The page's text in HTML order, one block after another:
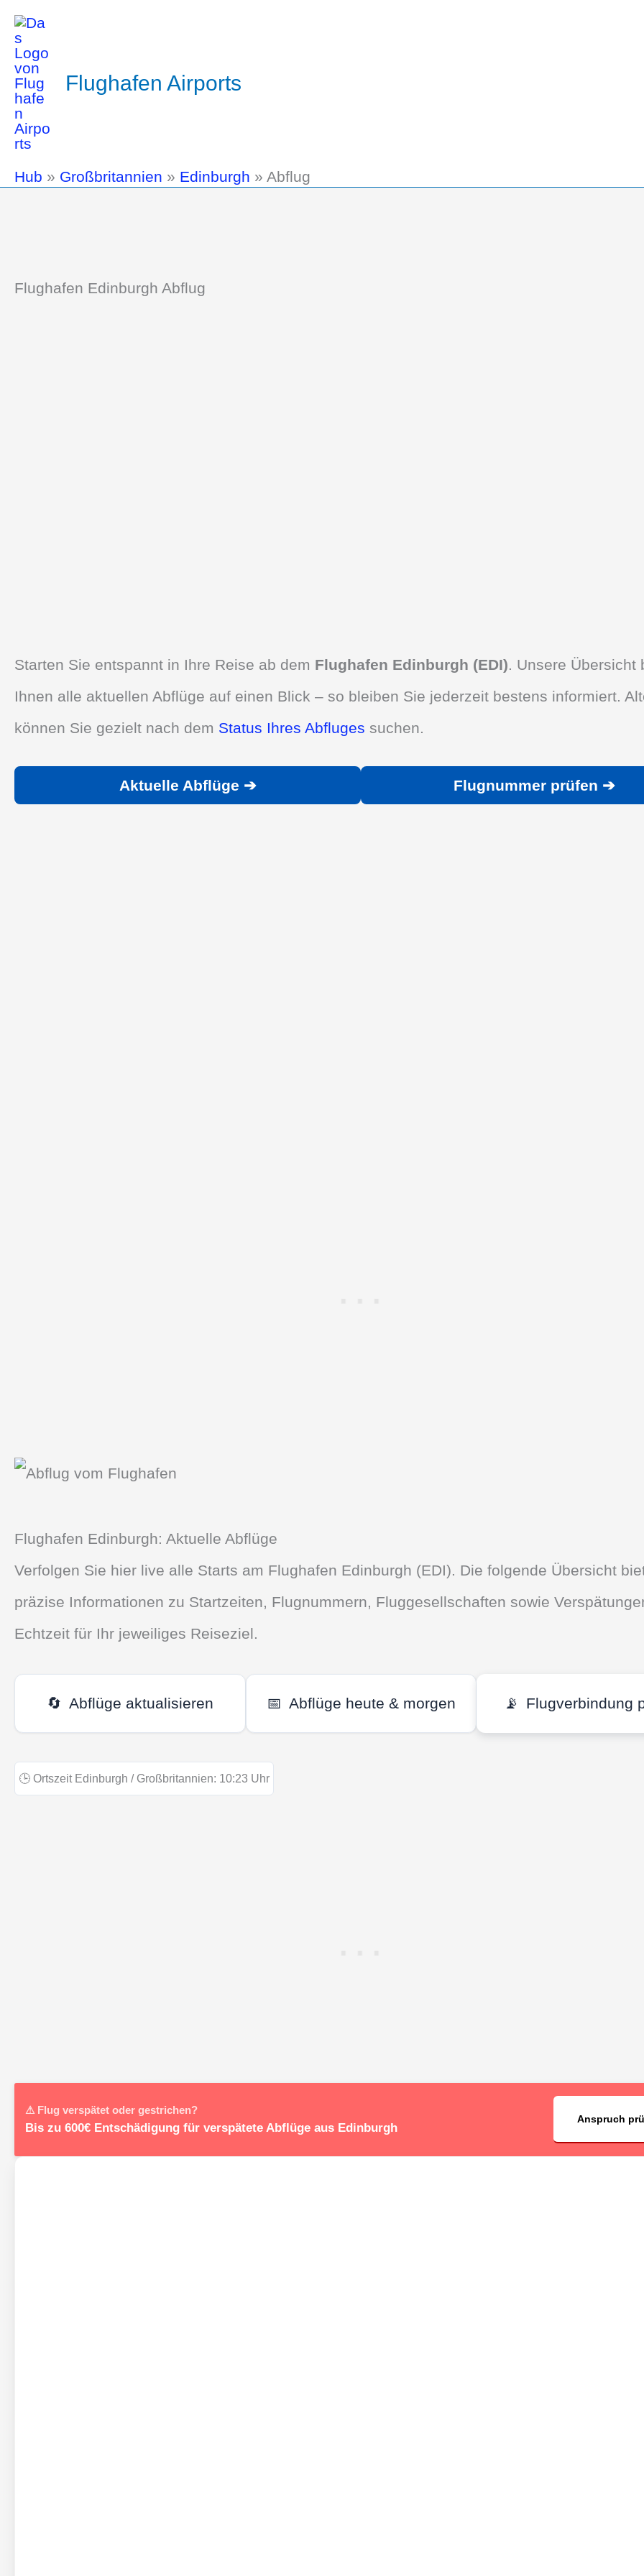
Flughafen Airports
Hub » Großbritannien » Edinburgh » Abflug
Flughafen Edinburgh Abflug
Starten Sie entspannt in Ihre Reise ab dem Flughafen Edinburgh (EDI) . Unsere Übersicht
Ihnen alle aktuellen Abflüge auf einen Blick – so bleiben Sie jederzeit bestens informiert.
können Sie gezielt nach dem Status Ihres Abfluges suchen.
Aktuelle Abflüge ➔ Flugnummer prüfen ➔
Flughafen Edinburgh: Aktuelle Abflüge
Verfolgen Sie hier live alle Starts am Flughafen Edinburgh (EDI). Die folgende Übersicht
präzise Informationen zu Startzeiten, Flugnummern, Fluggesellschaften sowie
Echtzeit für Ihr jeweiliges Reiseziel.
🔄 Abflüge aktualisieren 📅 Abflüge heute & morgen 📡 Flugverbindung
🕒 Ortszeit Edinburgh / Großbritannien: 10:23 Uhr
⚠ Flug verspätet oder gestrichen?
Bis zu 600€ Entschädigung für verspätete Abflüge aus Edinburgh
Anspruch